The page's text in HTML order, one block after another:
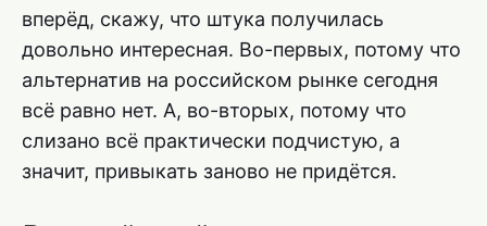
вперёд, скажу, что штука получилась
довольно интересная. Во-первых, потому что
альтернатив на российском рынке сегодня
всё равно нет. А, во-вторых, потому что
слизано всё практически подчистую, а
значит, привыкать заново не придётся.